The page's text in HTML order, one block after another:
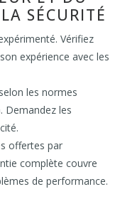
SÉCURITÉ
Vérifiez
expérience avec les
les normes
Demandez les
offertes par
complète couvre
de performance.